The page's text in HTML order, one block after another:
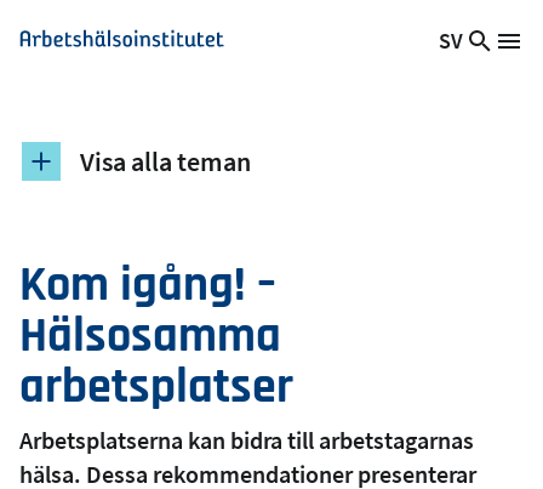
Hoppa
till
Arbetshälsoinstitutet
Växla
SV
Sök
Kom igång! –
Hälsosamma
arbetsplatser
Arbetsplatserna kan bidra till arbetstagarnas
hälsa. Dessa rekommendationer presenterar
Visa alla teman